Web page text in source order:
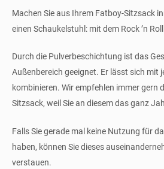
Machen Sie aus Ihrem Fatboy-Sitzsack
einen Schaukelstuhl: mit dem Rock ’n
Durch die Pulverbeschichtung ist das
Außenbereich geeignet. Er lässt sich mit
kombinieren. Wir empfehlen immer gern
Sitzsack, weil Sie an diesem das ganz
Falls Sie gerade mal keine Nutzung für
haben, können Sie dieses
verstauen.